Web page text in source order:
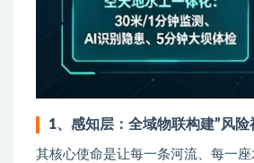
1、 感知层：全域物联构建”风险
其核心使命是让每一条河流、每一